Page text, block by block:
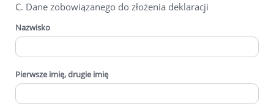
C. Dane zobowiązanego do złożenia deklaracji
Nazwisko
Pierwsze imię, drugie imię